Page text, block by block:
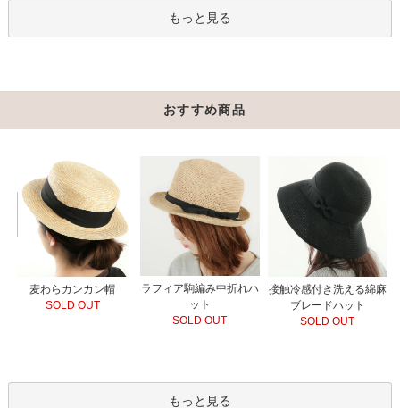
もっと見る
おすすめ商品
麦わらカンカン帽
SOLD OUT
ラフィア駒編み中折れハ
ット
SOLD OUT
接触冷感付き洗える綿麻
ブレードハット
SOLD OUT
もっと見る